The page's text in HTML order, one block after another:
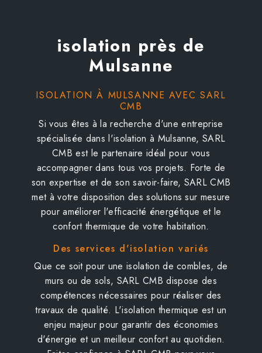
isolation près de
Mulsanne
ISOLATION À MULSANNE AVEC SARL
CMB
Si vous êtes à la recherche d'une entreprise
spécialisée dans l'isolation à Mulsanne, SARL
CMB est le partenaire idéal pour vous
accompagner dans tous vos projets. Forte de
son expertise et de son savoir-faire, SARL CMB
met à votre disposition des solutions sur mesure
pour améliorer l'efficacité énergétique et le
confort thermique de votre habitation.
Des services d'isolation variés
Que ce soit pour une isolation de combles, de
murs ou de sols, SARL CMB dispose des
compétences nécessaires pour réaliser des
travaux de qualité. L'isolation thermique est un
enjeu majeur pour garantir des économies
d'énergie et un meilleur confort au quotidien.